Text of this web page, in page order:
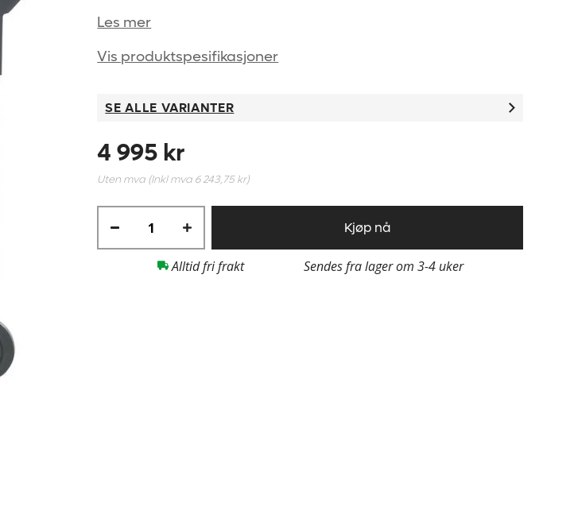
Les mer
Vis produktspesifikasjoner
SE ALLE VARIANTER
4 995 kr
Uten mva (Inkl mva 6 243,75 kr)
Kjøp nå
Alltid fri frakt Sendes fra lager om 3-4 uker